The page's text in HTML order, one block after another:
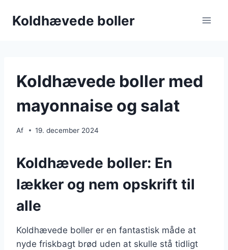
Koldhævede boller
Koldhævede boller med
mayonnaise og salat
Af 19. december 2024
Koldhævede boller: En
lækker og nem opskrift til
alle
Koldhævede boller er en fantastisk måde at
nyde friskbagt brød uden at skulle stå tidligt